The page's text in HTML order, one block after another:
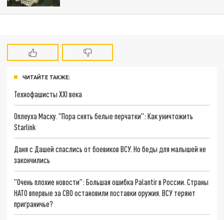
ЧИТАЙТЕ ТАКЖЕ:
Технофашисты XXI века
Оплеуха Маску. "Пора снять белые перчатки": Как уничтожить
Starlink
Даня с Дашей спаслись от боевиков ВСУ. Но беды для малышей не
закончились
"Очень плохие новости": Большая ошибка Palantir в России. Страны
НАТО впервые за СВО остановили поставки оружия. ВСУ теряют
приграничье?